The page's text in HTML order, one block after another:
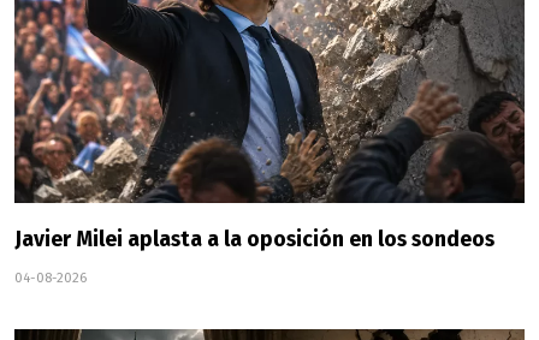
Javier Milei aplasta a la oposición en los sondeos
04-08-2026